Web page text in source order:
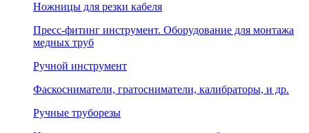
Ножницы для резки кабеля
Пресс-фитинг инструмент. Оборудование для монтажа
медных труб
Ручной инструмент
Фаскосниматели, гратосниматели, калибраторы, и др.
Ручные труборезы